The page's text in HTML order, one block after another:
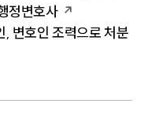
정변호사
변호인 조력으로 처분